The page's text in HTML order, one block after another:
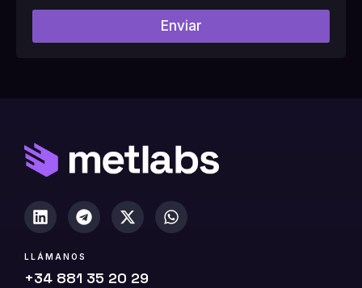
p
#
a
)
Enviar
LLÁMANOS
+34 881 35 20 29